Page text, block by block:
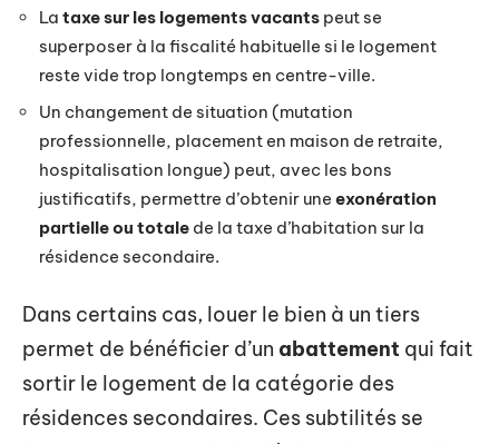
La taxe sur les logements vacants peut se
superposer à la fiscalité habituelle si le logement
reste vide trop longtemps en centre-ville.
Un changement de situation (mutation
professionnelle, placement en maison de retraite,
hospitalisation longue) peut, avec les bons
justificatifs, permettre d’obtenir une exonération
partielle ou totale de la taxe d’habitation sur la
résidence secondaire.
Dans certains cas, louer le bien à un tiers
permet de bénéficier d’un abattement qui fait
sortir le logement de la catégorie des
résidences secondaires. Ces subtilités se